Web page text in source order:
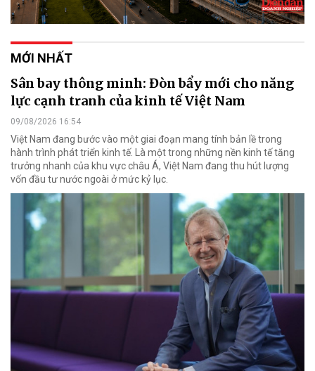
MỚI NHẤT
Sân bay thông minh: Đòn bẩy mới cho năng
lực cạnh tranh của kinh tế Việt Nam
09/08/2026 16:54
Việt Nam đang bước vào một giai đoạn mang tính bản lề trong
hành trình phát triển kinh tế. Là một trong những nền kinh tế tăng
trưởng nhanh của khu vực châu Á, Việt Nam đang thu hút lượng
vốn đầu tư nước ngoài ở mức kỷ lục.